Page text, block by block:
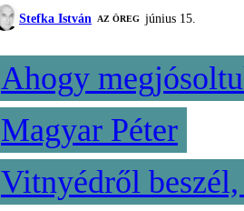
Stefka István AZ ÖREG június 15.
Ahogy
Magyar Péter
Vitnyédről beszél,